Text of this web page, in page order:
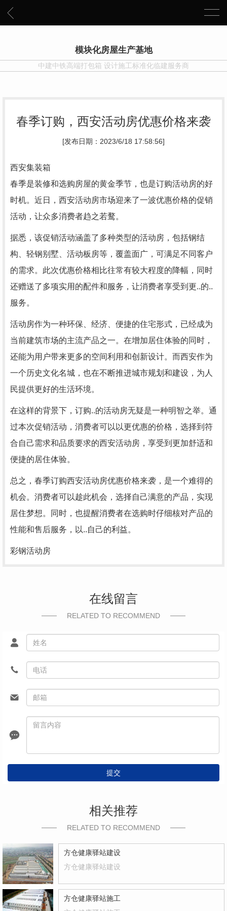
模块化房屋生产基地
中建中铁高端打包箱 设计施工标准化临建服务商
春季订购，西安活动房优惠价格来袭
[发布日期：2023/6/18 17:58:56]
西安集装箱
春季是装修和选购房屋的黄金季节，也是订购活动房的好
时机。近日，西安活动房市场迎来了一波优惠价格的促销
活动，让众多消费者趋之若鹜。
据悉，该促销活动涵盖了多种类型的活动房，包括钢结
构、轻钢别墅、活动板房等，覆盖面广，可满足不同客户
的需求。此次优惠价格相比往常有较大程度的降幅，同时
还赠送了多项实用的配件和服务，让消费者享受到更..的..
服务。
活动房作为一种环保、经济、便捷的住宅形式，已经成为
当前建筑市场的主流产品之一。在增加居住体验的同时，
还能为用户带来更多的空间利用和创新设计。而西安作为
一个历史文化名城，也在不断推进城市规划和建设，为人
民提供更好的生活环境。
在这样的背景下，订购..的活动房无疑是一种明智之举。通
过本次促销活动，消费者可以以更优惠的价格，选择到符
合自己需求和品质要求的西安活动房，享受到更加舒适和
便捷的居住体验。
总之，春季订购西安活动房优惠价格来袭，是一个难得的
机会。消费者可以趁此机会，选择自己满意的产品，实现
居住梦想。同时，也提醒消费者在选购时仔细核对产品的
性能和售后服务，以..自己的利益。
彩钢活动房
在线留言
RELATED TO RECOMMEND
提交
相关推荐
RELATED TO RECOMMEND
方仓健康驿站建设
方仓健康驿站建设
方仓健康驿站施工